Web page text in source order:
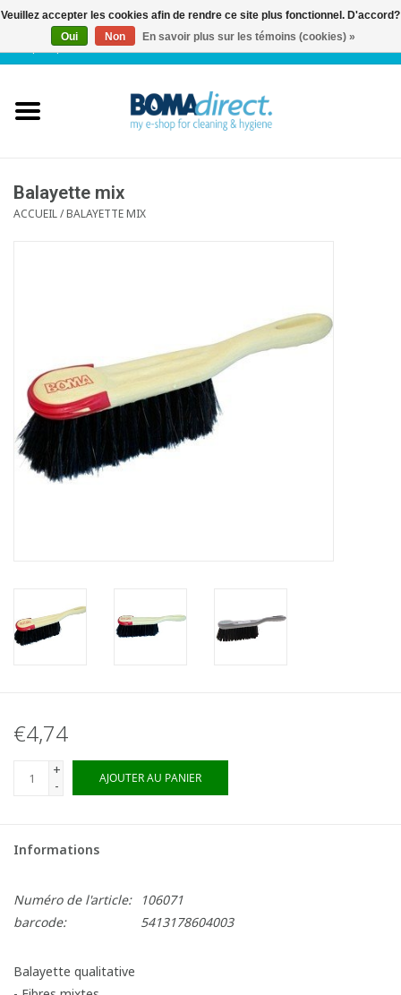
FR| 0 Articles
Service client
Balayette mix
ACCUEIL/BALAYETTE MIX
€4,74
+
-
AJOUTER AU PANIER
Informations
Numéro de l'article:
106071
barcode:
5413178604003
Balayette qualitative
Veuillez accepter les cookies afin de rendre ce site plus fonctionnel. D'accord?
Oui
Non En savoir plus sur les témoins (cookies) »